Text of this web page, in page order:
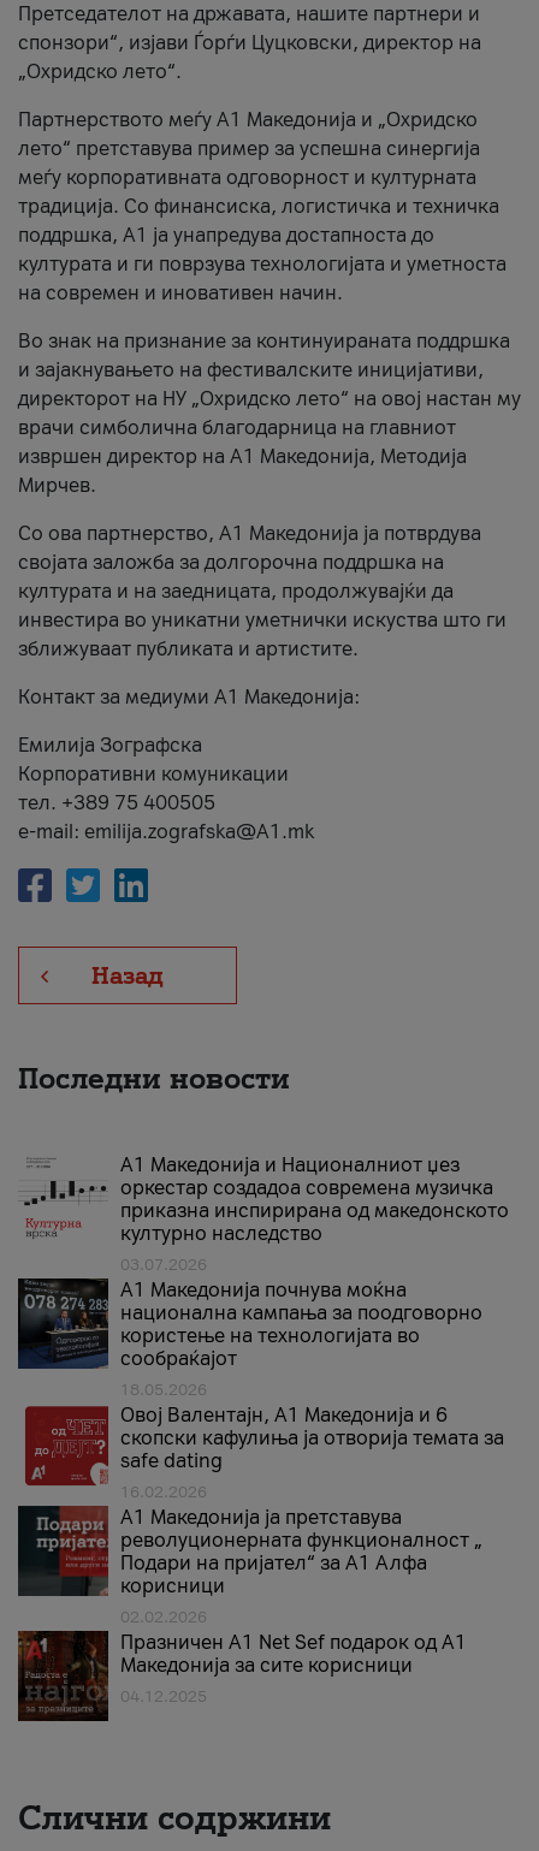
Претседателот на државата, нашите партнери и
спонзори“, изјави Ѓорѓи Цуцковски, директор на
„Охридско лето“.
Партнерството меѓу A1 Македонија и „Охридско
лето“ претставува пример за успешна синергија
меѓу корпоративната одговорност и културната
традиција. Со финансиска, логистичка и техничка
поддршка, A1 ја унапредува достапноста до
културата и ги поврзува технологијата и уметноста
на современ и иновативен начин.
Во знак на признание за континуираната поддршка
и зајакнувањето на фестивалските иницијативи,
директорот на НУ „Охридско лето“ на овој настан му
врачи симболична благодарница на главниот
извршен директор на A1 Македонија, Методија
Мирчев.
Со ова партнерство, A1 Македонија ја потврдува
својата заложба за долгорочна поддршка на
културата и на заедницата, продолжувајќи да
инвестира во уникатни уметнички искуства што ги
зближуваат публиката и артистите.
Контакт за медиуми А1 Македонија:
Емилија Зографска
Корпоративни комуникации
тел. +389 75 400505
e-mail: emilija.zografska@A1.mk
Назад
Последни новости
А1 Македонија и Националниот џез
оркестар создадоа современа музичка
приказна инспирирана од македонското
културно наследство
03.07.2026
A1 Македонија почнува моќна
национална кампања за поодговорно
користење на технологијата во
сообраќајот
18.05.2026
Овој Валентајн, A1 Македонија и 6
скопски кафулиња ја отворија темата за
safe dating
16.02.2026
А1 Македонија ја претставува
револуционерната функционалност „
Подари на пријател“ за А1 Алфа
корисници
02.02.2026
Празничен A1 Net Sеf подарок од А1
Македонија за сите корисници
04.12.2025
Слични содржини